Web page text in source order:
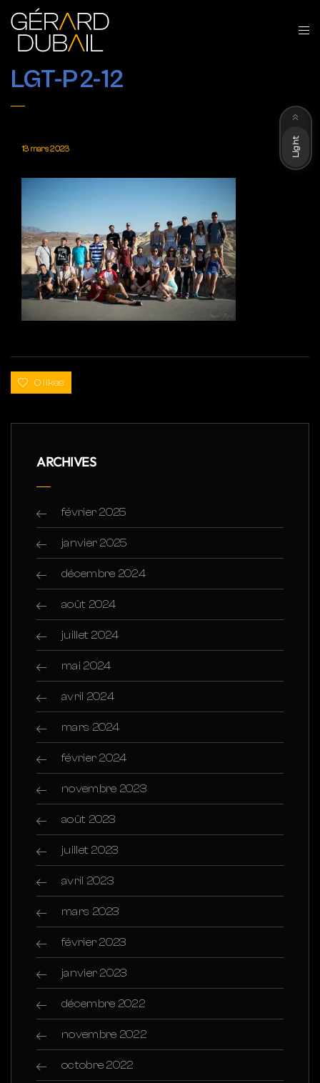
LGT-P2-12
13 mars 2023
0 likes
ARCHIVES
février 2025
janvier 2025
décembre 2024
août 2024
juillet 2024
mai 2024
avril 2024
mars 2024
février 2024
novembre 2023
août 2023
juillet 2023
avril 2023
mars 2023
février 2023
janvier 2023
décembre 2022
novembre 2022
octobre 2022
Light
Dark